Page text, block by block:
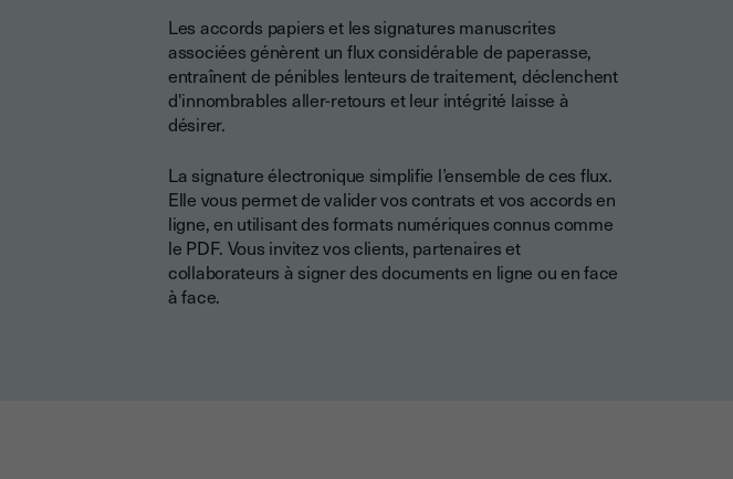
Les accords papiers et les signatures manuscrites
associées génèrent un flux considérable de paperasse,
entraînent de pénibles lenteurs de traitement, déclenchent
d'innombrables aller-retours et leur intégrité laisse à
désirer.
La signature électronique simplifie l’ensemble de ces flux.
Elle vous permet de valider vos contrats et vos accords en
ligne, en utilisant des formats numériques connus comme
le PDF. Vous invitez vos clients, partenaires et
collaborateurs à signer des documents en ligne ou en face
à face.